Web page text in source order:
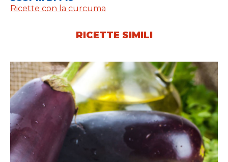
Ricette con la curcuma
RICETTE SIMILI